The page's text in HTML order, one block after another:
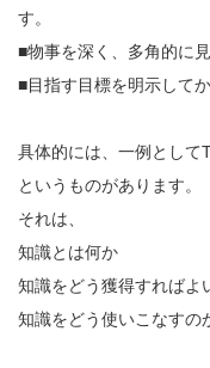
す。
■物事を深く、多角的に
■目指す目標を明示して
具体的には、一例とし
というものがあります。
それは、
知識とは何か
知識をどう獲得すればよ
知識をどう使いこなすの